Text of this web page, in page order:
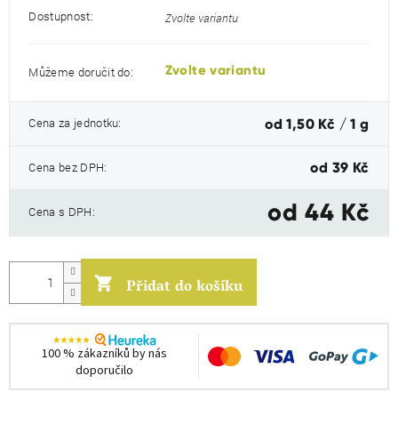
Dostupnost: Zvolte variantu
Můžeme doručit do: Zvolte variantu
Cena za jednotku:
Měrná
od 1,50 Kč / 1 g
Cena bez DPH: od 39 Kč
Cena s DPH: od44 Kč
Přidat do košíku
100 % zákazníků by nás
doporučilo